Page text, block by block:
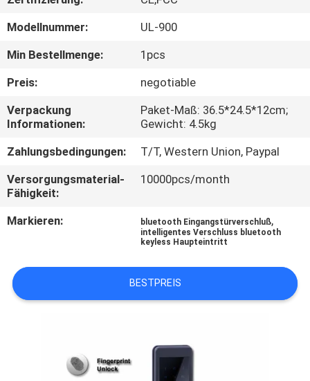
UNS
WERKSBESICHTIGUNG
QUALITÄTSKONTROLLE
KONTAKT
UNS
EIN
ANGEBOT
Modellnummer:
UL-900
Min Bestellmenge:
1pcs
Preis:
negotiable
Verpackung
Informationen:
Paket-Maß: 36.5*24.5*12cm;
Gewicht: 4.5kg
Zahlungsbedingungen:
T/T, Western Union, Paypal
Versorgungsmaterial-
Fähigkeit:
10000pcs/month
Markieren: bluetooth Eingangstürverschluß,
intelligentes Verschluss bluetooth
keyless Haupteintritt
BESTPREIS